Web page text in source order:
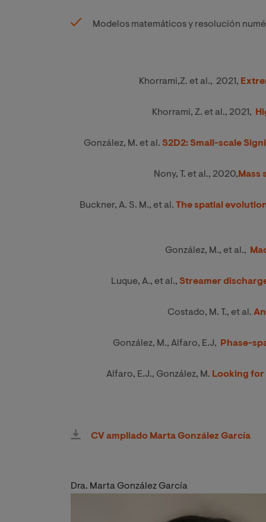
Modelos matemáticos y resolución
Khorrami,Z. et al., 2021,
Khorrami, Z. et al., 2021,
González, M. et al. S2D2: Small-scale
Nony, T. et al., 2020,Mass
Buckner, A. S. M., et al. The spatial
González, M., et al.,
Luque, A., et al., Streamer
Costado, M. T., et al.
González, M., Alfaro, E.J, Phase-
Alfaro, E.J., González, M. Looking for
CV ampliado Marta González García
Dra. Marta González García